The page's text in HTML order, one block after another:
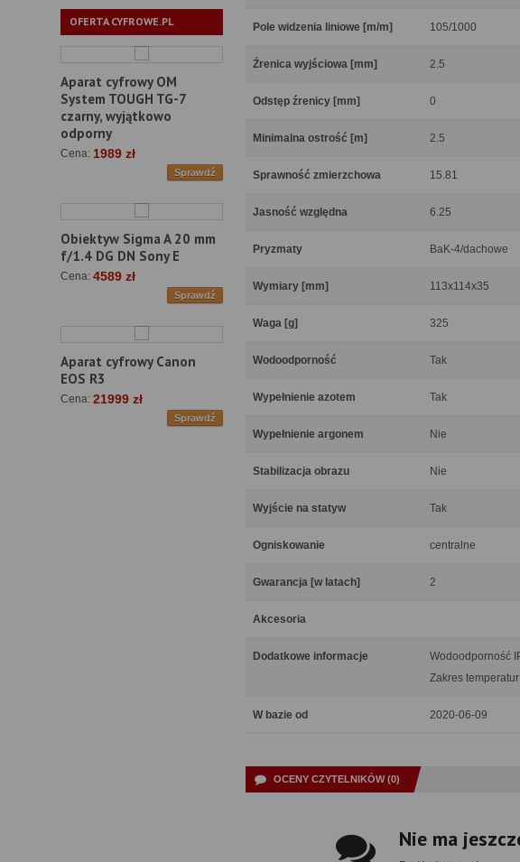
OFERTA CYFROWE.PL
Aparat cyfrowy OM
System TOUGH TG-7
czarny, wyjątkowo
odporny
Cena: 1989 zł
Sprawdź
Obiektyw Sigma A 20 mm
f/1.4 DG DN Sony E
Cena: 4589 zł
Sprawdź
Aparat cyfrowy Canon
EOS R3
Cena: 21999 zł
Sprawdź
Pole widzenia liniowe [m/m] 105/1000
Źrenica wyjściowa [mm] 2.5
Odstęp źrenicy [mm] 0
Minimalna ostrość [m] 2.5
Sprawność zmierzchowa 15.81
Jasność względna 6.25
Pryzmaty BaK-4/dachowe
Wymiary [mm] 113x114x35
Waga [g] 325
Wodoodporność Tak
Wypełnienie azotem Tak
Wypełnienie argonem Nie
Stabilizacja obrazu Nie
Wyjście na statyw Tak
Ogniskowanie centralne
Gwarancja [w latach] 2
Akcesoria
Dodatkowe informacje
Wodoodporność
Zakres temperatur
W bazie od 2020-06-09
OCENY CZYTELNIKÓW (0)
Nie ma